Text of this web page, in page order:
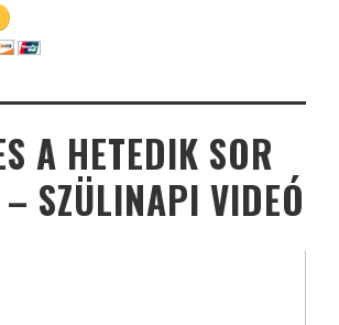
A HETEDIK SOR
– SZÜLINAPI VIDEÓ